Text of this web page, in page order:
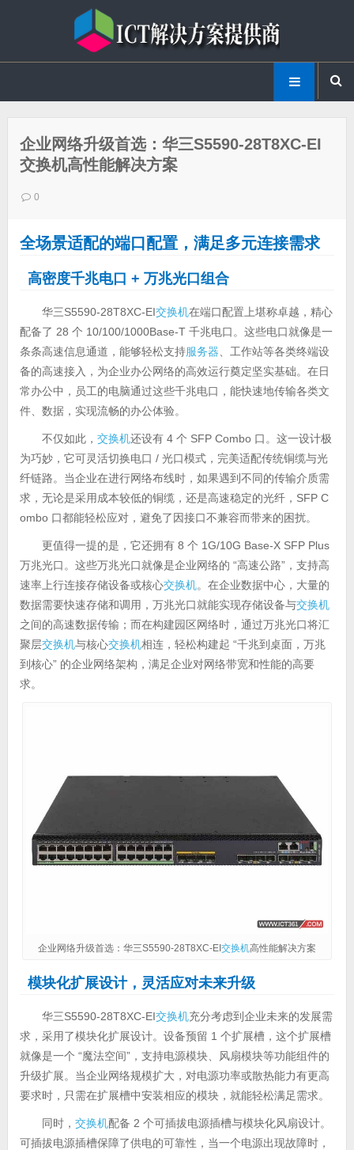
企业网络升级首选：华三S5590-28T8XC-EI
交换机高性能解决方案
0
全场景适配的端口配置，满足多元连接需求
高密度千兆电口 + 万兆光口组合
华三S5590-28T8XC-EI交换机在端口配置上堪称卓越，精心
配备了 28 个 10/100/1000Base-T 千兆电口。这些电口就像是一
条条高速信息通道，能够轻松支持服务器 、工作站等各类终端设
备的高速接入，为企业办公网络的高效运行奠定坚实基础。在日
常办公中，员工的电脑通过这些千兆电口，能快速地传输各类文
件、数据，实现流畅的办公体验。
不仅如此， 交换机还设有 4 个 SFP Combo 口。这一设计极
为巧妙，它可灵活切换电口 / 光口模式，完美适配传统铜缆与光
纤链路。当企业在进行网络布线时，如果遇到不同的传输介质需
求，无论是采用成本较低的铜缆，还是高速稳定的光纤，SFP C
ombo 口都能轻松应对，避免了因接口不兼容而带来的困扰。
更值得一提的是，它还拥有 8 个 1G/10G Base-X SFP Plus
万兆光口。这些万兆光口就像是企业网络的 “高速公路”，支持高
速率上行连接存储设备或核心交换机。在企业数据中心，大量的
数据需要快速存储和调用，万兆光口就能实现存储设备与交换机
之间的高速数据传输；而在构建园区网络时，通过万兆光口将汇
聚层交换机与核心交换机相连，轻松构建起 “千兆到桌面，万兆
到核心” 的企业网络架构，满足企业对网络带宽和性能的高要
求。
企业网络升级首选：华三S5590-28T8XC-EI交换机高性能解决方案
模块化扩展设计，灵活应对未来升级
华三S5590-28T8XC-EI交换机充分考虑到企业未来的发展需
求，采用了模块化扩展设计。设备预留 1 个扩展槽，这个扩展槽
就像是一个 “魔法空间”，支持电源模块、风扇模块等功能组件的
升级扩展。当企业网络规模扩大，对电源功率或散热能力有更高
要求时，只需在扩展槽中安装相应的模块，就能轻松满足需求。
同时， 交换机配备 2 个可插拔电源插槽与模块化风扇设计。
可插拔电源插槽保障了供电的可靠性，当一个电源出现故障时，